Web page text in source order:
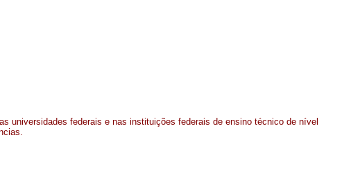
universidades federais e nas instituições federais de ensino técnico de nível